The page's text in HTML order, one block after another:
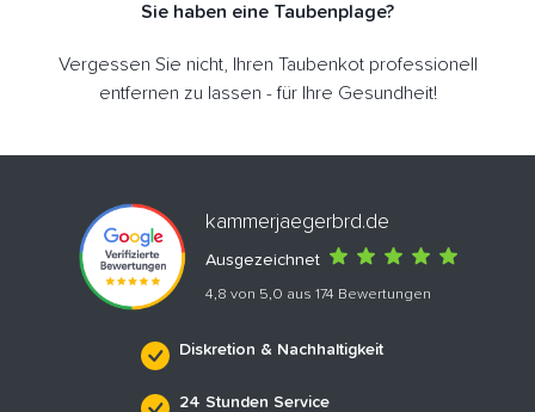
Sie haben eine Taubenplage?
Vergessen Sie nicht, Ihren Taubenkot professionell
entfernen zu lassen - für Ihre Gesundheit!
kammerjaegerbrd.de
Ausgezeichnet
4,8 von 5,0 aus 174 Bewertungen
Diskretion & Nachhaltigkeit
24 Stunden Service